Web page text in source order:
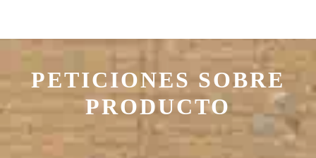
PETICIONES SOBRE
PRODUCTO